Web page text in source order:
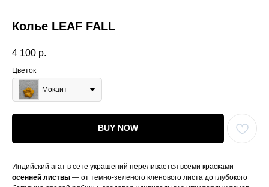
Колье LEAF FALL
4 100 р.
Цветок
Мокаит
BUY NOW
Индийский агат в сете украшений переливается всеми красками
осенней листвы — от темно-зеленого кленового листа до глубокого